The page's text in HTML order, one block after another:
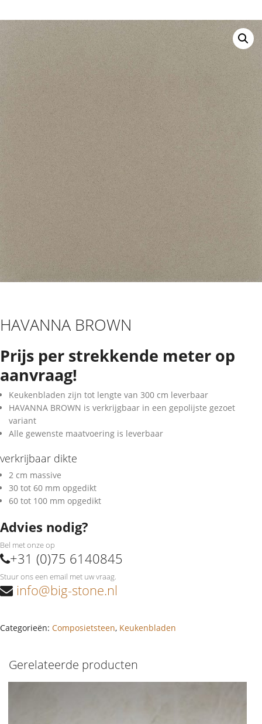
HAVANNA BROWN
Prijs per strekkende meter op
aanvraag!
Keukenbladen zijn tot lengte van 300 cm leverbaar
HAVANNA BROWN is verkrijgbaar in een gepolijste gezoet
variant
Alle gewenste maatvoering is leverbaar
verkrijbaar dikte
2 cm massive
30 tot 60 mm opgedikt
60 tot 100 mm opgedikt
Advies nodig?
Bel met onze op
+31 (0)75 6140845
Stuur ons een email met uw vraag.
info@big-stone.nl
Categorieën: Composietsteen, Keukenbladen
Gerelateerde producten